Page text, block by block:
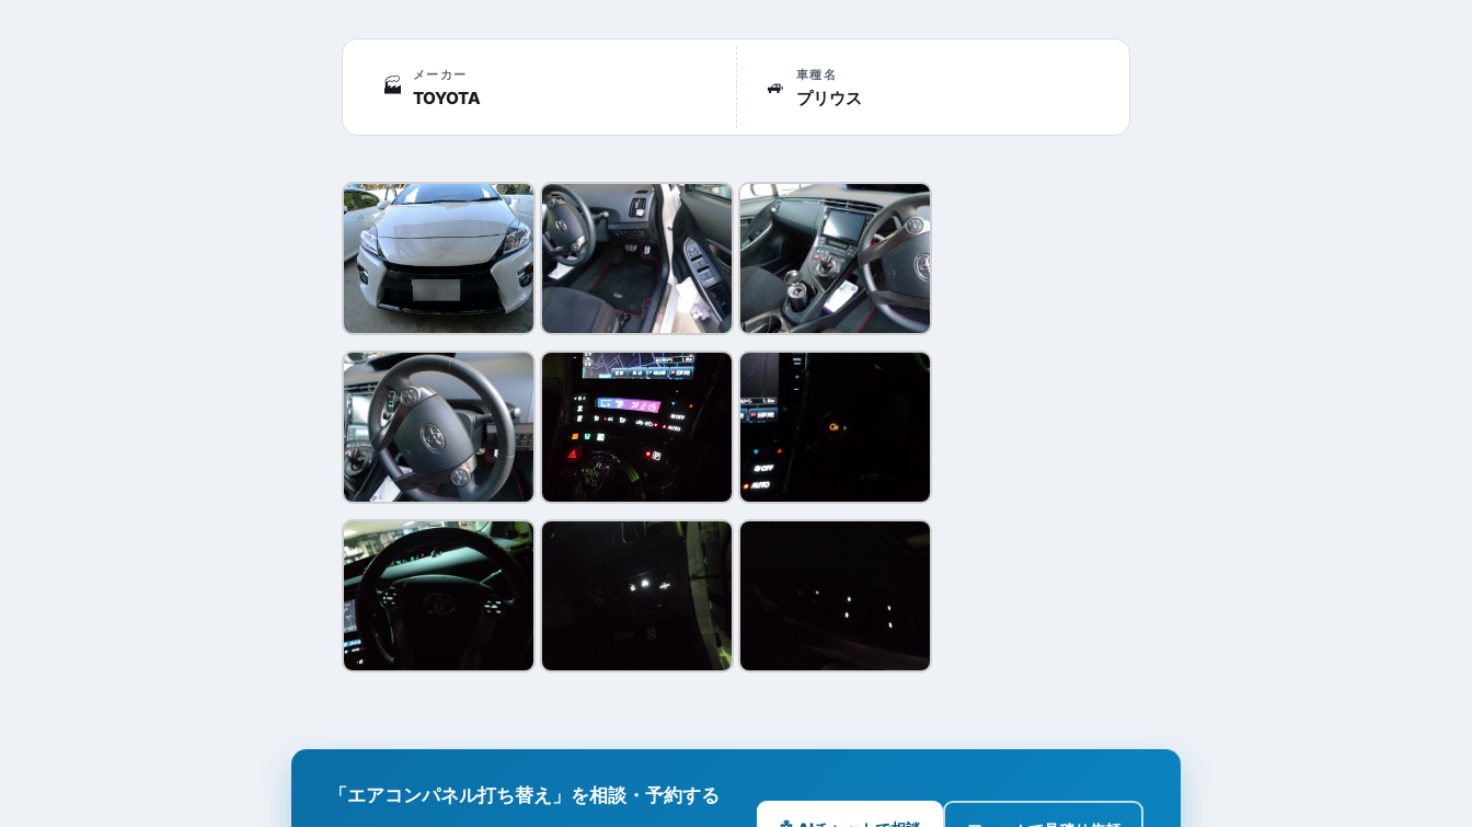
🏭
メーカー
TOYOTA
🚙
車種名
プリウス
「エアコンパネル打ち替え」を相談・予約する